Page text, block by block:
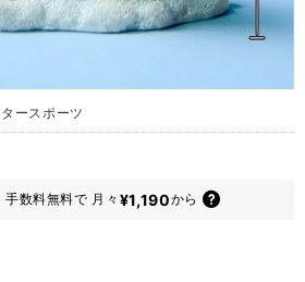
ースポーツ
手数料無料で 月々 ¥1,190から